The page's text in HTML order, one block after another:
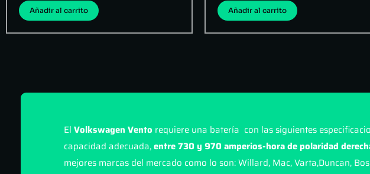
Añadir al carrito Añadir al carrito
El Volkswagen Vento requiere una batería con las siguientes
capacidad adecuada,entre 730 y 970 amperios-hora de polaridad
mejores marcas del mercado como lo son: Willard, Mac, Varta,Duncan,